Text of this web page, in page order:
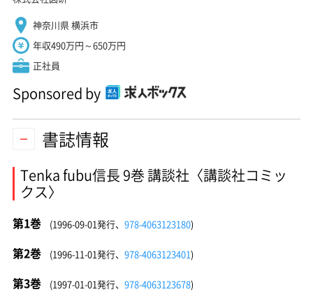
神奈川県 横浜市
年収490万円～650万円
正社員
Sponsored by
書誌情報
Tenka fubu信長 9巻 講談社〈講談社コミッ
クス〉
第1巻 (1996-09-01発行、 978-4063123180)
第2巻 (1996-11-01発行、 978-4063123401)
第3巻 (1997-01-01発行、 978-4063123678)